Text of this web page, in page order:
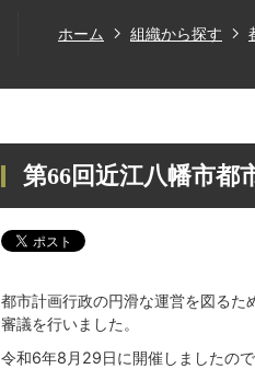
ホーム 組織から探す
第66回近江八幡市都
都市計画行政の円滑な運営を図るた
審議を行いました。
令和6年8月29日に開催しましたの